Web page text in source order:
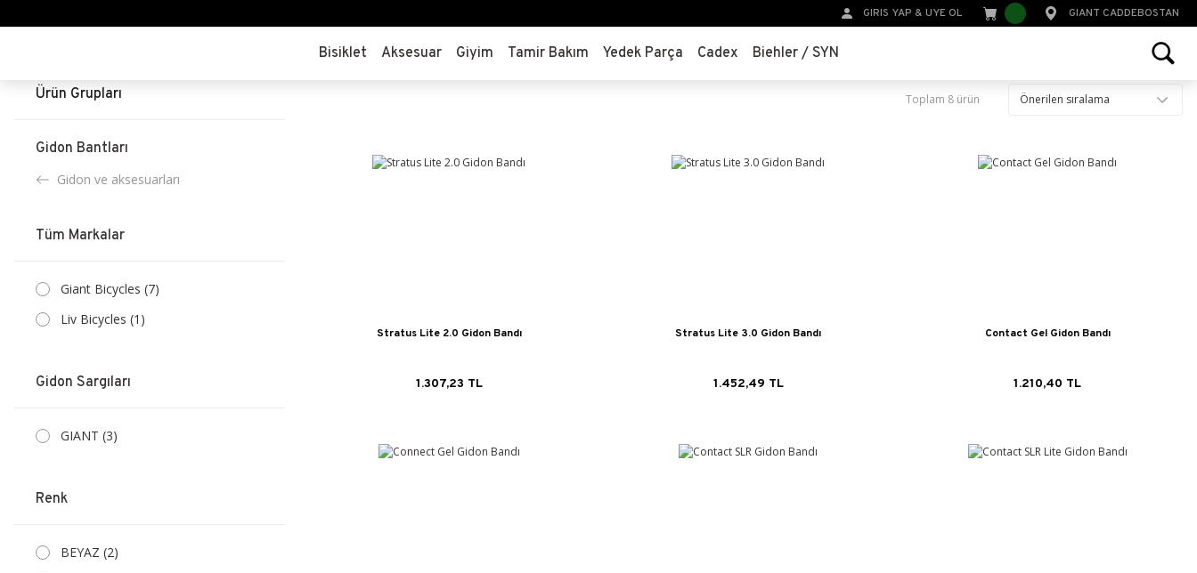
GIRIS YAP & UYE OL GIANT CADDEBOSTAN
Bisiklet Aksesuar Giyim Tamir Bakım Yedek Parça Cadex Biehler / SYN
Ürün Grupları
Gidon Bantları
Gidon ve aksesuarları
Tüm Markalar
Giant Bicycles (7)
Liv Bicycles (1)
Gidon Sargıları
GIANT (3)
Renk
BEYAZ (2)
Toplam 8 ürün
Stratus Lite 2.0 Gidon Bandı
1.307,23 TL
Stratus Lite 3.0 Gidon Bandı
1.452,49 TL
Contact Gel Gidon Bandı
1.210,40 TL